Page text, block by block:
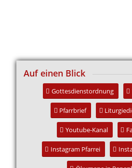
Auf einen Blick
Gottesdienstordnung
Pfarrbrief
Youtube-Kanal
Instagram Pfarrei